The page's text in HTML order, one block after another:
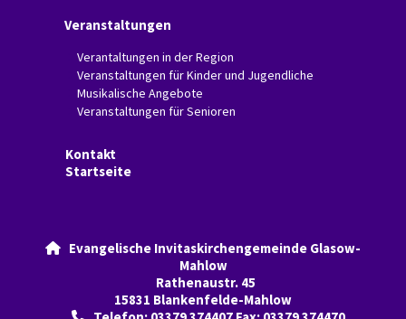
Veranstaltungen
Verantaltungen in der Region
Veranstaltungen für Kinder und Jugendliche
Musikalische Angebote
Veranstaltungen für Senioren
Kontakt
Startseite

Evangelische Invitaskirchengemeinde Glasow-
Mahlow
Rathenaustr. 45
15831 Blankenfelde-Mahlow